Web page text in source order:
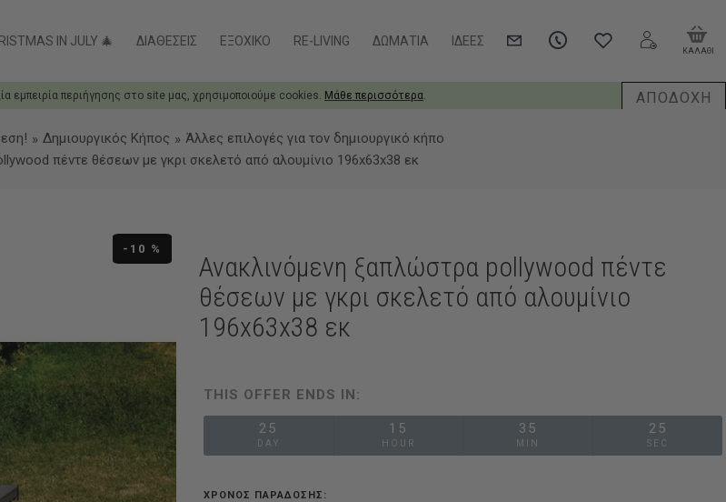
εμπειρία περιήγησης στο site μας, χρησιμοποιούμε cookies. Μάθε περισσότερα. ΑΠΟΔΟΧΗ
IN JULY 🎄 ΔΙΑΘΈΣΕΙΣ ΕΞΟΧΙΚΌ RE-LIVING ΔΩΜΆΤΙΑ ΙΔΈΕΣ
ΚΑΛΑΘΙ
Δημιουργικός Κήπος
Άλλες επιλογές για τον δημιουργικό κήπο
πέντε θέσεων με γκρι σκελετό από αλουμίνιο 196x63x38 εκ
-10 %
Ανακλινόμενη ξαπλώστρα pollywood πέντε
θέσεων με γκρι σκελετό από αλουμίνιο
196x63x38 εκ
THIS OFFER ENDS IN:
25
DAY
15
HOUR
35
MIN
24
SEC
ΧΡΟΝΟΣ ΠΑΡΑΔΟΣΗΣ: